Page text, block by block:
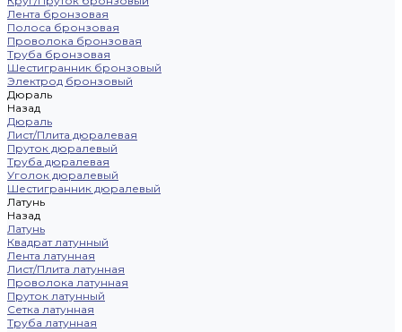
Лента бронзовая
Полоса бронзовая
Проволока бронзовая
Труба бронзовая
Шестигранник бронзовый
Электрод бронзовый
Дюраль
Назад
Дюраль
Лист/Плита дюралевая
Пруток дюралевый
Труба дюралевая
Уголок дюралевый
Шестигранник дюралевый
Латунь
Назад
Латунь
Квадрат латунный
Лента латунная
Лист/Плита латунная
Проволока латунная
Пруток латунный
Сетка латунная
Труба латунная